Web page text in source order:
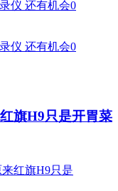
旗H9只是开胃菜